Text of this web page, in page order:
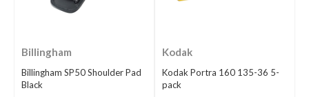
Billingham
Billingham SP50 Shoulder Pad
Black
Kodak
Kodak Portra 160 135-36 5-
pack